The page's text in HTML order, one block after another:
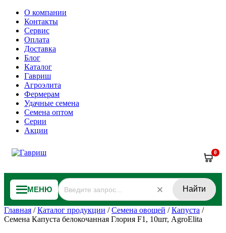
О компании
Контакты
Сервис
Оплата
Доставка
Блог
Каталог
Гавриш
Агроэлита
Фермерам
Удачные семена
Семена оптом
Серии
Акции
0
МЕНЮ Найти
Главная /Каталог продукции /Семена овощей /Капуста /
Семена Капуста белокочанная Глория F1, 10шт, AgroElita